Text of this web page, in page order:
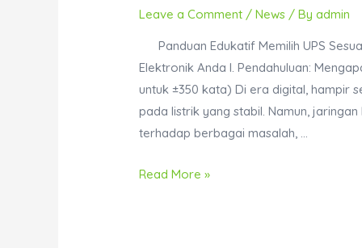
Leave a Comment /News / Byadmin
Panduan Edukatif Memilih UPS
Elektronik Anda I. Pendahuluan:
untuk ±350 kata) Di era digital, hampir
pada listrik yang stabil. Namun,
terhadap berbagai masalah, …
Panduan
Read More »